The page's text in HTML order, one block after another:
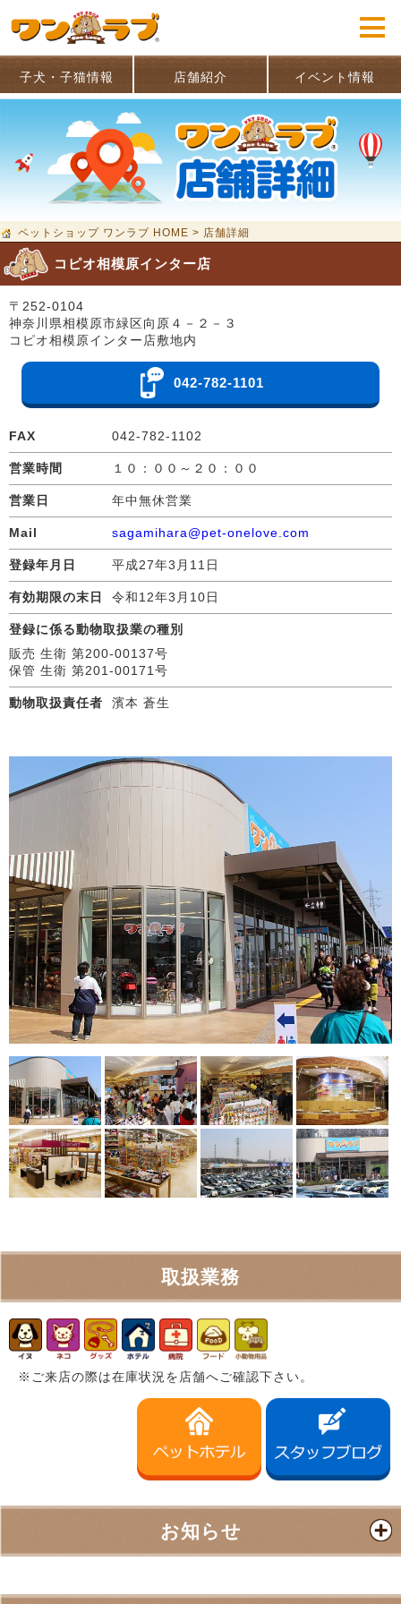
子犬・子猫情報 店舗紹介 イベント情報
ペットショップ ワンラブ HOME > 店舗詳細
コピオ相模原インター店
〒252-0104
神奈川県相模原市緑区向原４－２－３
コピオ相模原インター店敷地内
042-782-1101
FAX 042-782-1102
営業時間 １０：００～２０：００
営業日 年中無休営業
Mail sagamihara@pet-onelove.com
登録年月日 平成27年3月11日
有効期限の末日 令和12年3月10日
登録に係る動物取扱業の種別
販売 生衛 第200-00137号
保管 生衛 第201-00171号
動物取扱責任者 濱本 蒼生
取扱業務
※ご来店の際は在庫状況を店舗へご確認下さい。
お知らせ